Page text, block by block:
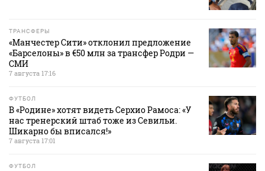
ТРАНСФЕРЫ
«Манчестер Сити» отклонил предложение
«Барселоны» в €50 млн за трансфер Родри —
СМИ
7 августа 17:16
ФУТБОЛ
В «Родине» хотят видеть Серхио Рамоса: «У
нас тренерский штаб тоже из Севильи.
Шикарно бы вписался!»
7 августа 17:01
ФУТБОЛ